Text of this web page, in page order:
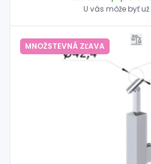
U vás môže byť už
MNOŽSTEVNÁ ZĽAVA